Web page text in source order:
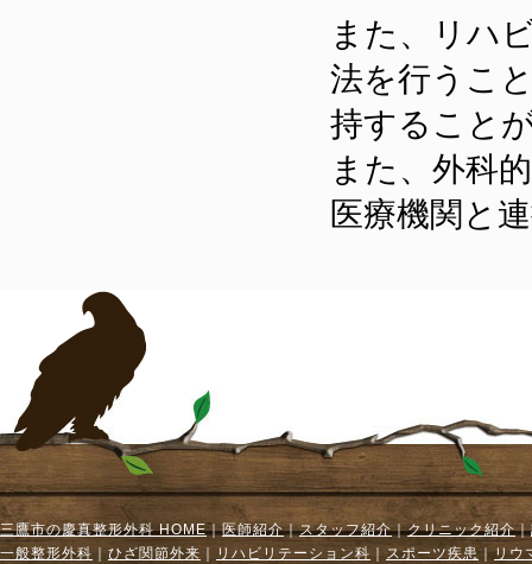
また、リハ
法を行うこ
持すること
また、外科
医療機関と
三鷹市の慶真整形外科 HOME｜医師紹介｜スタッフ紹介｜クリニック紹介｜
一般整形外科
ひざ関節外来 リハビリテーション科 スポーツ疾患 ｜リウ